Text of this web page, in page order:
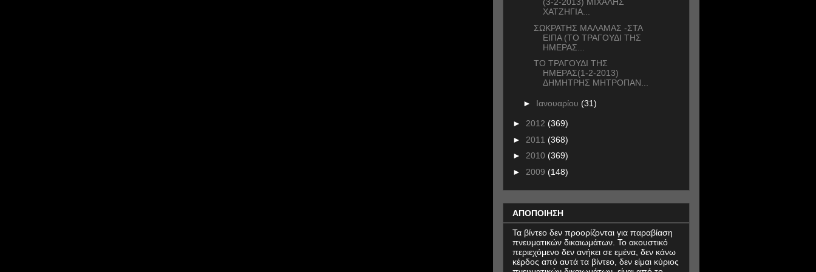
ΧΑΤΖΗΓΙΑ...
ΣΩΚΡΑΤΗΣ ΜΑΛΑΜΑΣ -ΣΤΑ
ΕΙΠΑ (ΤΟ ΤΡΑΓΟΥΔΙ ΤΗΣ
ΗΜΕΡΑΣ...
ΤΟ ΤΡΑΓΟΥΔΙ ΤΗΣ
ΗΜΕΡΑΣ(1-2-2013)
ΔΗΜΗΤΡΗΣ ΜΗΤΡΟΠΑΝ...
► Ιανουαρίου (31)
► 2012 (369)
► 2011 (368)
► 2010 (369)
► 2009 (148)
ΑΠΟΠΟΙΗΣΗ
Τα βίντεο δεν προορίζονται για παραβίαση
πνευματικών δικαιωμάτων. Το ακουστικό
περιεχόμενο δεν ανήκει σε εμένα, δεν κάνω
κέρδος από αυτά τα βίντεο, δεν είμαι κύριος